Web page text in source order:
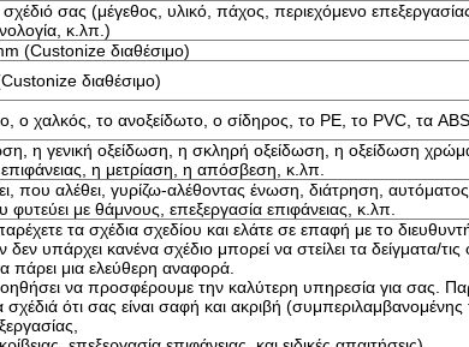
σας (μέγεθος, υλικό, πάχος, περιεχόμενο
κ.λπ.)
(Custonize διαθέσιμο)
διαθέσιμο)
ο χαλκός, το ανοξείδωτο, ο σίδηρος, το PE, το PVC, τα
η γενική οξείδωση, η σκληρή οξείδωση, η οξείδωση
επιφάνειας, η μετρίαση, η απόσβεση, κ.λπ.
που αλέθει, γυρίζω-αλέθοντας ένωση, διάτρηση, αυτόματος
με θάμνους, επεξεργασία επιφάνειας, κ.λπ.
τα σχέδια σχεδίου και ελάτε σε επαφή με το
υπάρχει κανένα σχέδιο μπορεί να στείλει τα δείγματα/
πάρει μια ελεύθερη αναφορά.
να προσφέρουμε την καλύτερη υπηρεσία για σας.
σχέδιά ότι σας είναι σαφή και ακριβή (συμπεριλαμβανομένης